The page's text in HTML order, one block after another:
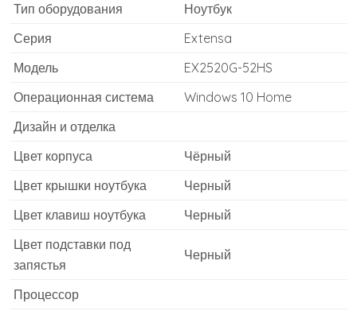
Тип оборудования
Ноутбук
Серия
Extensa
Модель
EX2520G-52HS
Операционная система
Windows 10 Home
Дизайн и отделка
Цвет корпуса
Чёрный
Цвет крышки ноутбука
Черный
Цвет клавиш ноутбука
Черный
Цвет подставки под
запястья
Черный
Процессор